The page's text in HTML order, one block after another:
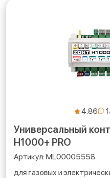
4.86
Универсальный
H1000+ PRO
ML00005558
для газовых и